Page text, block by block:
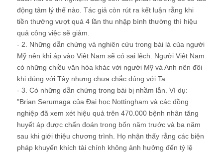
động tâm lý thế nào. Tác giả còn rút ra kết luận rằng khi
tiền thưởng vượt quá 4 lần thu nhập bình thường thì hiệu
quả công việc sẽ giảm.
- 2. Những dẫn chứng và nghiên cứu trong bài là của người
Mỹ nên khi áp vào Việt Nam sẽ có sai lệch. Người Việt Nam
có những chiều văn hóa khác với người Mỹ và Anh nên đôi
khi đúng với Tây nhưng chưa chắc đúng với Ta.
- 3. Có những dẫn chứng trong bài bị nhầm lẫn. Ví dụ:
"Brian Serumaga của Đại học Nottingham và các đồng
nghiệp đã xem xét hiệu quả trên 470.000 bệnh nhân tăng
huyết áp được chẩn đoán trong bốn năm trước và ba năm
sau khi giới thiệu chương trình. Họ nhận thấy rằng các biện
pháp khuyến khích tài chính không ảnh hưởng đến tỷ lệ